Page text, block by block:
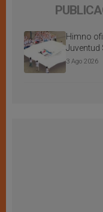
Himno
Juventud
3 Ago 2026